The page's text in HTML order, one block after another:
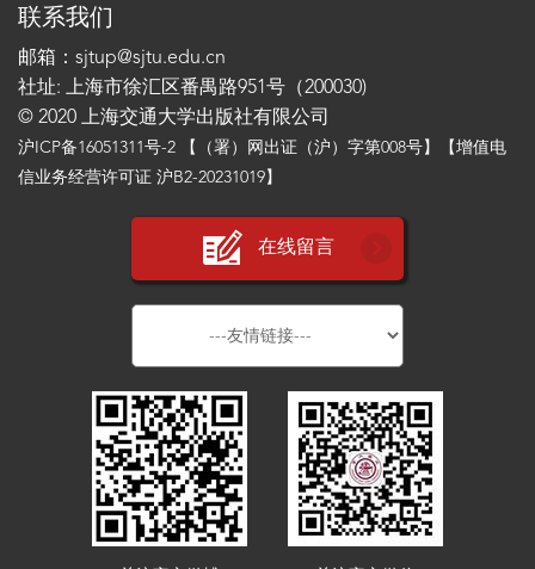
联系我们
邮箱：sjtup@sjtu.edu.cn
社址: 上海市徐汇区番禺路951号（200030)
© 2020 上海交通大学出版社有限公司
沪ICP备16051311号-2 【（署）网出证（沪）字第008号】【增值电
信业务经营许可证 沪B2-20231019】
在线留言